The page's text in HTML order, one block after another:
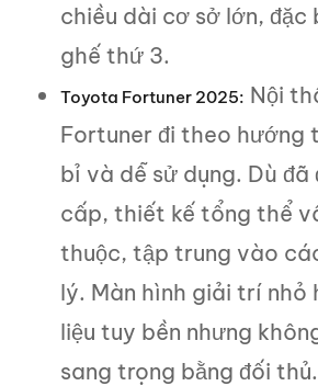
chiều dài cơ sở lớn, đặc
ghế thứ 3.
Toyota Fortuner 2025: Nội
Fortuner đi theo hướng
bỉ và dễ sử dụng. Dù đã
cấp, thiết kế tổng thể
thuộc, tập trung vào
lý. Màn hình giải trí nhỏ
liệu tuy bền nhưng
sang trọng bằng đối